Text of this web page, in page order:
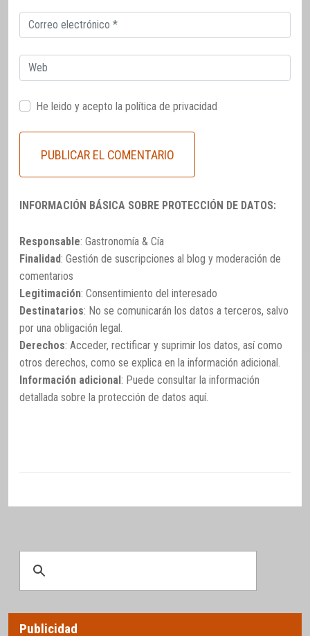
Correo
electrónico
Web
He leido y acepto la política de privacidad
INFORMACIÓN BÁSICA SOBRE PROTECCIÓN DE DATOS:
Responsable: Gastronomía & Cía
Finalidad: Gestión de suscripciones al blog y moderación de
comentarios
Legitimación: Consentimiento del interesado
Destinatarios: No se comunicarán los datos a terceros, salvo
por una obligación legal.
Derechos: Acceder, rectificar y suprimir los datos, así como
otros derechos, como se explica en la información adicional.
Información adicional: Puede consultar la información
detallada sobre la protección de datos aquí.
Publicidad